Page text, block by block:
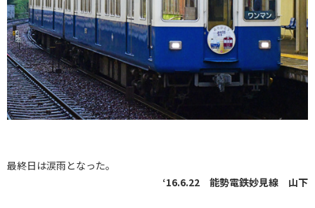
最終日は涙雨となった。
‘16.6.22 能勢電鉄妙見線 山下